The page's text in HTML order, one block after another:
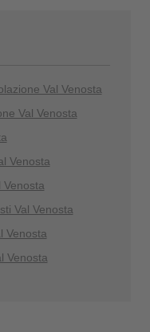
Val Venosta
Val Venosta
Venosta
Venosta
Val Venosta
Venosta
Venosta